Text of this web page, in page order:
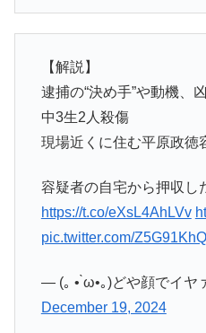
【解説】
逮捕の“決め手”や動機、
中3生2人殺傷
現場近くに住む平原政
容疑者の自宅から押収し
https://t.co/eXsL4AhLVv
pic.twitter.com/
— (｡ • ̀ω•｡)どや顔でイヤ
December 19, 2024